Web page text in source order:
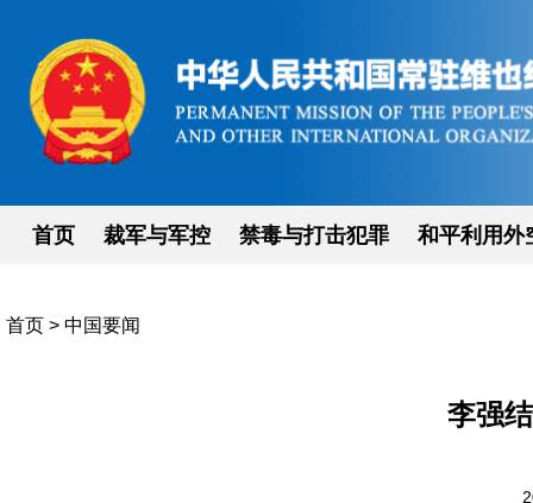
首页 裁军与军控 禁毒与打击犯罪 和平利用外
首页 > 中国要闻
李强